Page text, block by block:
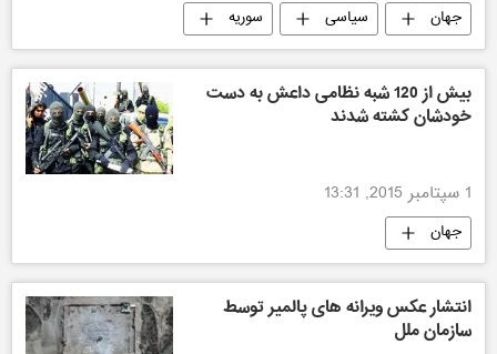
جهان سیاسی
سوریه
سرگئی لاوروف
بیش از 120 شبه نظامی داعش به دست
خودشان کشته شدند
1 سپتامبر 2015, 13:31
جهان
انتشار عکس ویرانه های پالمیر توسط
سازمان ملل